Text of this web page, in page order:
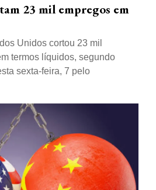
23 mil empregos em
Unidos cortou 23 mil
termos líquidos, segundo
sexta-feira, 7 pelo